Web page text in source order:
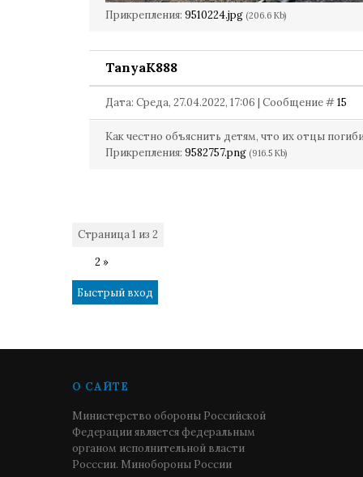
Прикрепления: 9510224.jpg (206.6 Kb)
TanyaK888
Дата: Среда, 27.04.2022, 17:06 | Сообщение #15
Как честно объяснить детям, что их отцы
Прикрепления: 9582757.png (916.5 Kb)
Страница1 из 2
2 »
О САЙТЕ
Министерство обороны Российской
Федерации является федеральным
органом исполнительной власти
Росссии. Минобороны России